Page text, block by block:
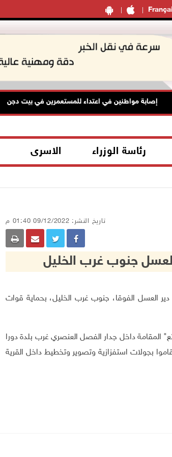
إصابة مواطنين في اعتداء للمستعمرين في بيت دجن
رئاسة الوزراء الاسرى
تاريخ النشر: 09/12/2022 01:40 م
جنوب غرب الخليل
قرية دير العسل الفوقا، جنوب غرب الخليل، بحماية قوات
المقامة داخل جدار الفصل العنصري غرب بلدة دورا
بجولات استفزازية وتصوير وتخطيط داخل القرية